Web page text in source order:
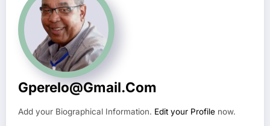
Gperelo@gmail.com
Add your Biographical Information. Edit your Profile now.